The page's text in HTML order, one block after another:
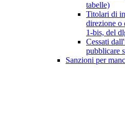
tabelle)
Titolari di
direzione o
1-bis, del
Cessati
pubblicare
Sanzioni per